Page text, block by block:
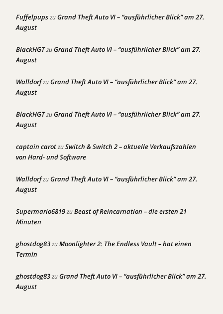
FuffelpupszuGrand Theft Auto VI – “ausführlicher Blick” am 27.
August
BlackHGTzuGrand Theft Auto VI – “ausführlicher Blick” am 27.
August
WalldorfzuGrand Theft Auto VI – “ausführlicher Blick” am 27.
August
BlackHGTzuGrand Theft Auto VI – “ausführlicher Blick” am 27.
August
captain carotzuSwitch & Switch 2 – aktuelle Verkaufszahlen
von Hard- und Software
WalldorfzuGrand Theft Auto VI – “ausführlicher Blick” am 27.
August
Supermario6819zuBeast of Reincarnation – die ersten 21
Minuten
ghostdog83zuMoonlighter 2: The Endless Vault – hat einen
Termin
ghostdog83zuGrand Theft Auto VI – “ausführlicher Blick” am 27.
August